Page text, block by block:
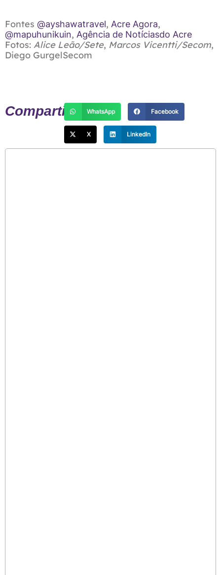
Fontes @ayshawatravel, Acre Agora,
@mapuhunikuin, Agência de Notíciasdo Acre
Fotos: Alice Leão/Sete, Marcos Vicentti/Secom,
Diego GurgelSecom
Compartilhe:WhatsApp Facebook
X LinkedIn